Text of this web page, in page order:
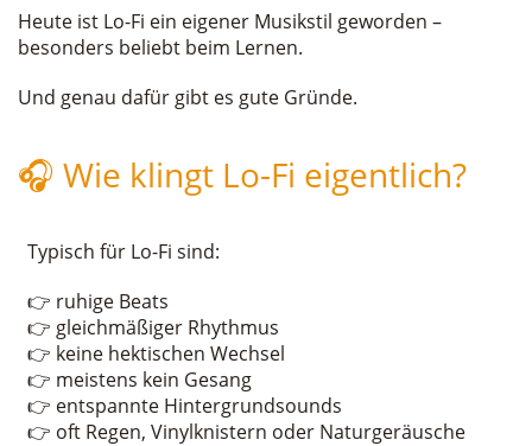
Heute ist Lo-Fi ein eigener Musikstil geworden –
besonders beliebt beim Lernen.
Und genau dafür gibt es gute Gründe.
🎧 Wie klingt Lo-Fi eigentlich?
Typisch für Lo-Fi sind:
👉 ruhige Beats
👉 gleichmäßiger Rhythmus
👉 keine hektischen Wechsel
👉 meistens kein Gesang
👉 entspannte Hintergrundsounds
👉 oft Regen, Vinylknistern oder Naturgeräusche